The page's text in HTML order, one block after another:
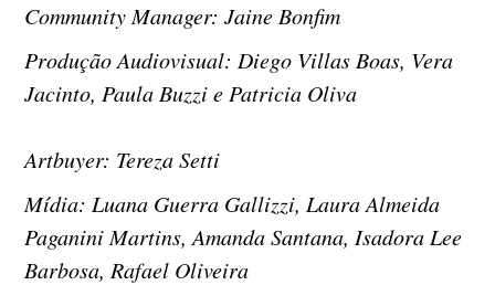
Community Manager: Jaine Bonfim
Produção Audiovisual: Diego Villas Boas, Vera
Jacinto, Paula Buzzi e Patricia Oliva
Artbuyer: Tereza Setti
Mídia: Luana Guerra Gallizzi, Laura Almeida
Paganini Martins, Amanda Santana, Isadora Lee
Barbosa, Rafael Oliveira